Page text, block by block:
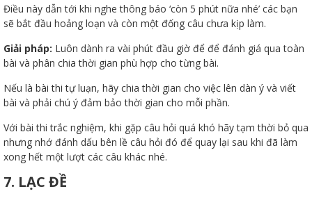
Điều này dẫn tới khi nghe thông báo ‘còn 5 phút nữa nhé’ các bạn
sẽ bắt đầu hoảng loạn và còn một đống câu chưa kịp làm.
Giải pháp: Luôn dành ra vài phút đầu giờ để để đánh giá qua toàn
bài và phân chia thời gian phù hợp cho từng bài.
Nếu là bài thi tự luạn, hãy chia thời gian cho việc lên dàn ý và viết
bài và phải chú ý đảm bảo thời gian cho mỗi phần.
Với bài thi trắc nghiệm, khi gặp câu hỏi quá khó hãy tạm thời bỏ qua
nhưng nhớ đánh dấu bên lề câu hỏi đó để quay lại sau khi đã làm
xong hết một lượt các câu khác nhé.
7. LẠC ĐỀ